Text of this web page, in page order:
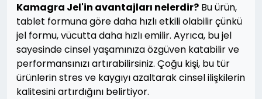
Kamagra Jel'in avantajları nelerdir? Bu ürün,
tablet formuna göre daha hızlı etkili olabilir çünkü
jel formu, vücutta daha hızlı emilir. Ayrıca, bu jel
sayesinde cinsel yaşamınıza özgüven katabilir ve
performansınızı artırabilirsiniz. Çoğu kişi, bu tür
ürünlerin stres ve kaygıyı azaltarak cinsel ilişkilerin
kalitesini artırdığını belirtiyor.